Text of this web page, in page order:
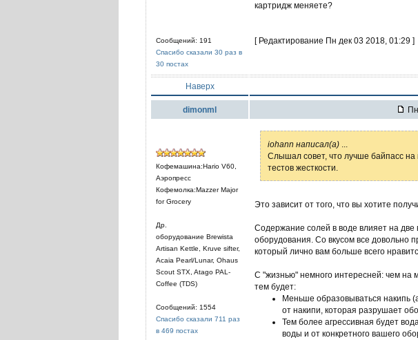
Сообщений: 191
Спасибо сказали 30 раз в
30 постах
картридж меняете?
[ Редактирование Пн дек 03 2018, 01:29 ]
Наверх
dimonml
Кофемашина:Hario V60,
Аэропресс
Кофемолка:Mazzer Major
for Grocery
Др.
оборудование Brewista
Artisan Kettle, Kruve sifter,
Acaia Pearl/Lunar, Ohaus
Scout STX, Atago PAL-
Coffee (TDS)
Сообщений: 1554
Спасибо сказали 711 раз
в 469 постах
iohann написал(а)
Слышал совет, что лучше байпасс на
тестов жесткости.
Это зависит от того, что вы хотите
Содержание солей в воде влияет на две
оборудования. Со вкусом все довольно
который лично вам больше всего
С "жизнью" немного интересней: чем на
тем будет:
Меньше образовываться накипь
от накипи, которая разрушает
Тем более агрессивная будет
воды и от конкретного вашего